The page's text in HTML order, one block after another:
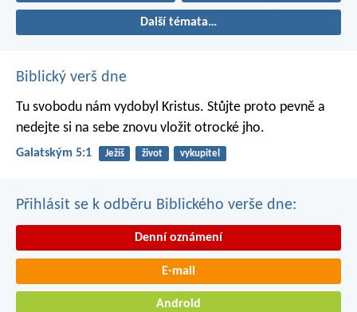
Další témata…
Biblický verš dne
Tu svobodu nám vydobyl Kristus. Stůjte proto pevně a
nedejte si na sebe znovu vložit otrocké jho.
Galatským 5:1 Ježíš život vykupitel
Přihlásit se k odběru Biblického verše dne:
Denní oznámení
E-mail
Android